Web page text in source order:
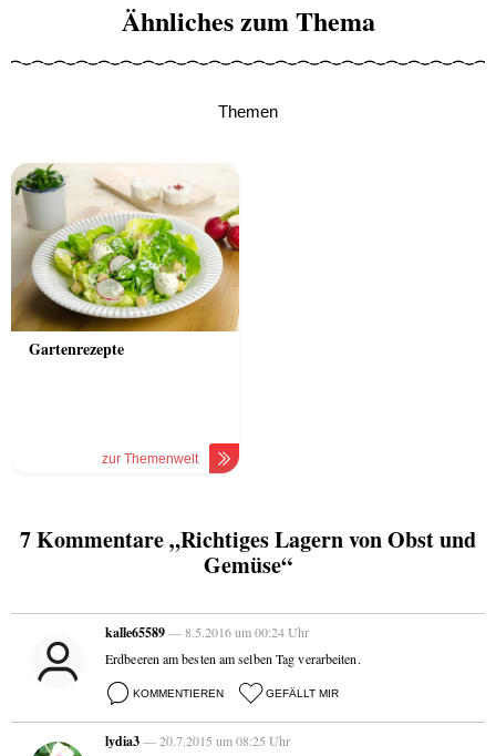
Ähnliches zum Thema
Themen
Gartenrezepte
zur Themenwelt
7 Kommentare „Richtiges Lagern von Obst und
Gemüse“
kalle65589— 8.5.2016 um 00:24 Uhr
Erdbeeren am besten am selben Tag verarbeiten.
KOMMENTIEREN GEFÄLLT MIR
lydia3— 20.7.2015 um 08:25 Uhr